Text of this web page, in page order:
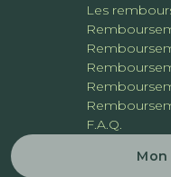
Les
F.A.Q.